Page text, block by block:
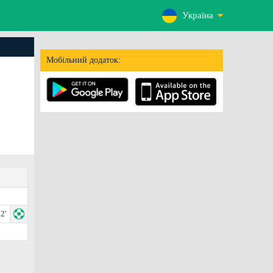
Україна
Мобільний додаток: